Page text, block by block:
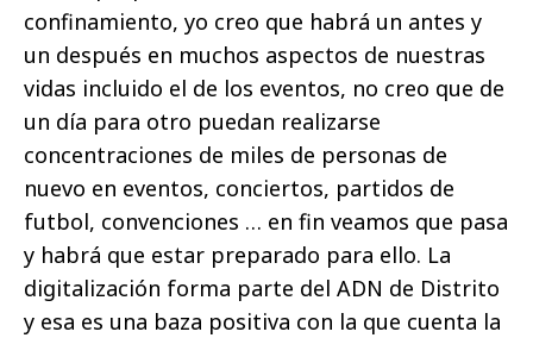
confinamiento, yo creo que habrá un antes y
un después en muchos aspectos de nuestras
vidas incluido el de los eventos, no creo que de
un día para otro puedan realizarse
concentraciones de miles de personas de
nuevo en eventos, conciertos, partidos de
futbol, convenciones … en fin veamos que pasa
y habrá que estar preparado para ello. La
digitalización forma parte del ADN de Distrito
y esa es una baza positiva con la que cuenta la